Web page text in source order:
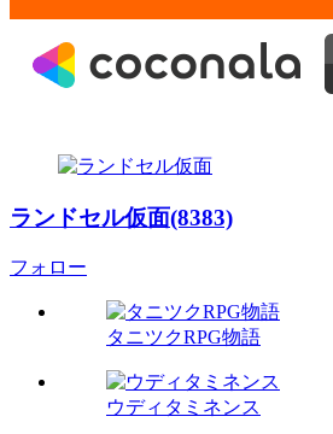
ランドセル仮面(8383)
フォロー
タニツクRPG物語
ウディタミネンス